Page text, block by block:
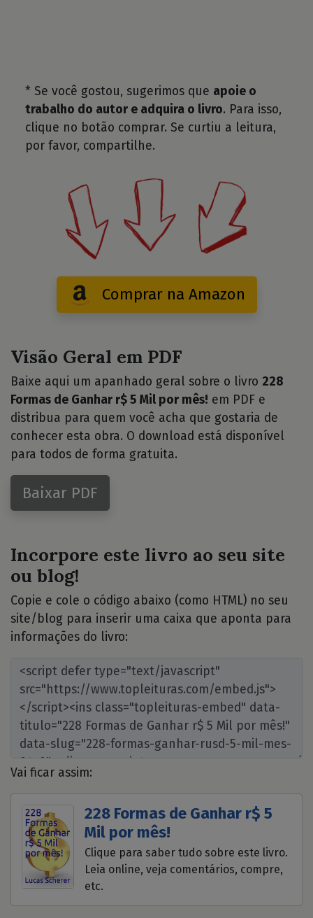
* Se você gostou, sugerimos que apoie o
trabalho do autor e adquira o livro. Para isso,
clique no botão comprar. Se curtiu a leitura,
por favor, compartilhe.
Comprar na Amazon
Visão Geral em PDF
Baixe aqui um apanhado geral sobre o livro 228
Formas de Ganhar r$ 5 Mil por mês! em PDF e
distribua para quem você acha que gostaria de
conhecer esta obra. O download está disponível
para todos de forma gratuita.
Baixar PDF
Incorpore este livro ao seu site
ou blog!
Copie e cole o código abaixo (como HTML) no seu
site/blog para inserir uma caixa que aponta para
informações do livro:
Vai ficar assim:
228 Formas de Ganhar r$ 5
Mil por mês!
Clique para saber tudo sobre este livro.
Leia online, veja comentários, compre,
etc.